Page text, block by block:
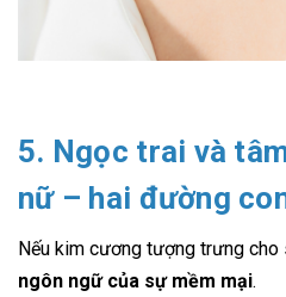
5. Ngọc trai và
nữ – hai đường
Nếu kim cương tượng trưng
ngôn ngữ của sự mềm mại.